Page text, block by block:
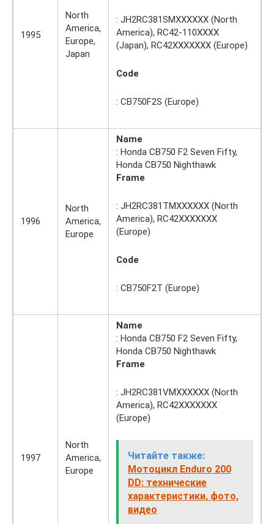
1995
North
America,
Europe,
Japan
: JH2RC381SMXXXXXX (North
America), RC42-110XXXX
(Japan), RC42XXXXXXX (Europe)
Code
: CB750F2S (Europe)
1996
North
America,
Europe
Name
: Honda CB750 F2 Seven Fifty,
Honda CB750 Nighthawk
Frame
: JH2RC381TMXXXXXX (North
America), RC42XXXXXXX
(Europe)
Code
: CB750F2T (Europe)
1997
North
America,
Europe
Name
: Honda CB750 F2 Seven Fifty,
Honda CB750 Nighthawk
Frame
: JH2RC381VMXXXXXX (North
America), RC42XXXXXXX
(Europe)
Читайте также:
Мотоцикл Enduro 200
DD: технические
характеристики, фото,
видео